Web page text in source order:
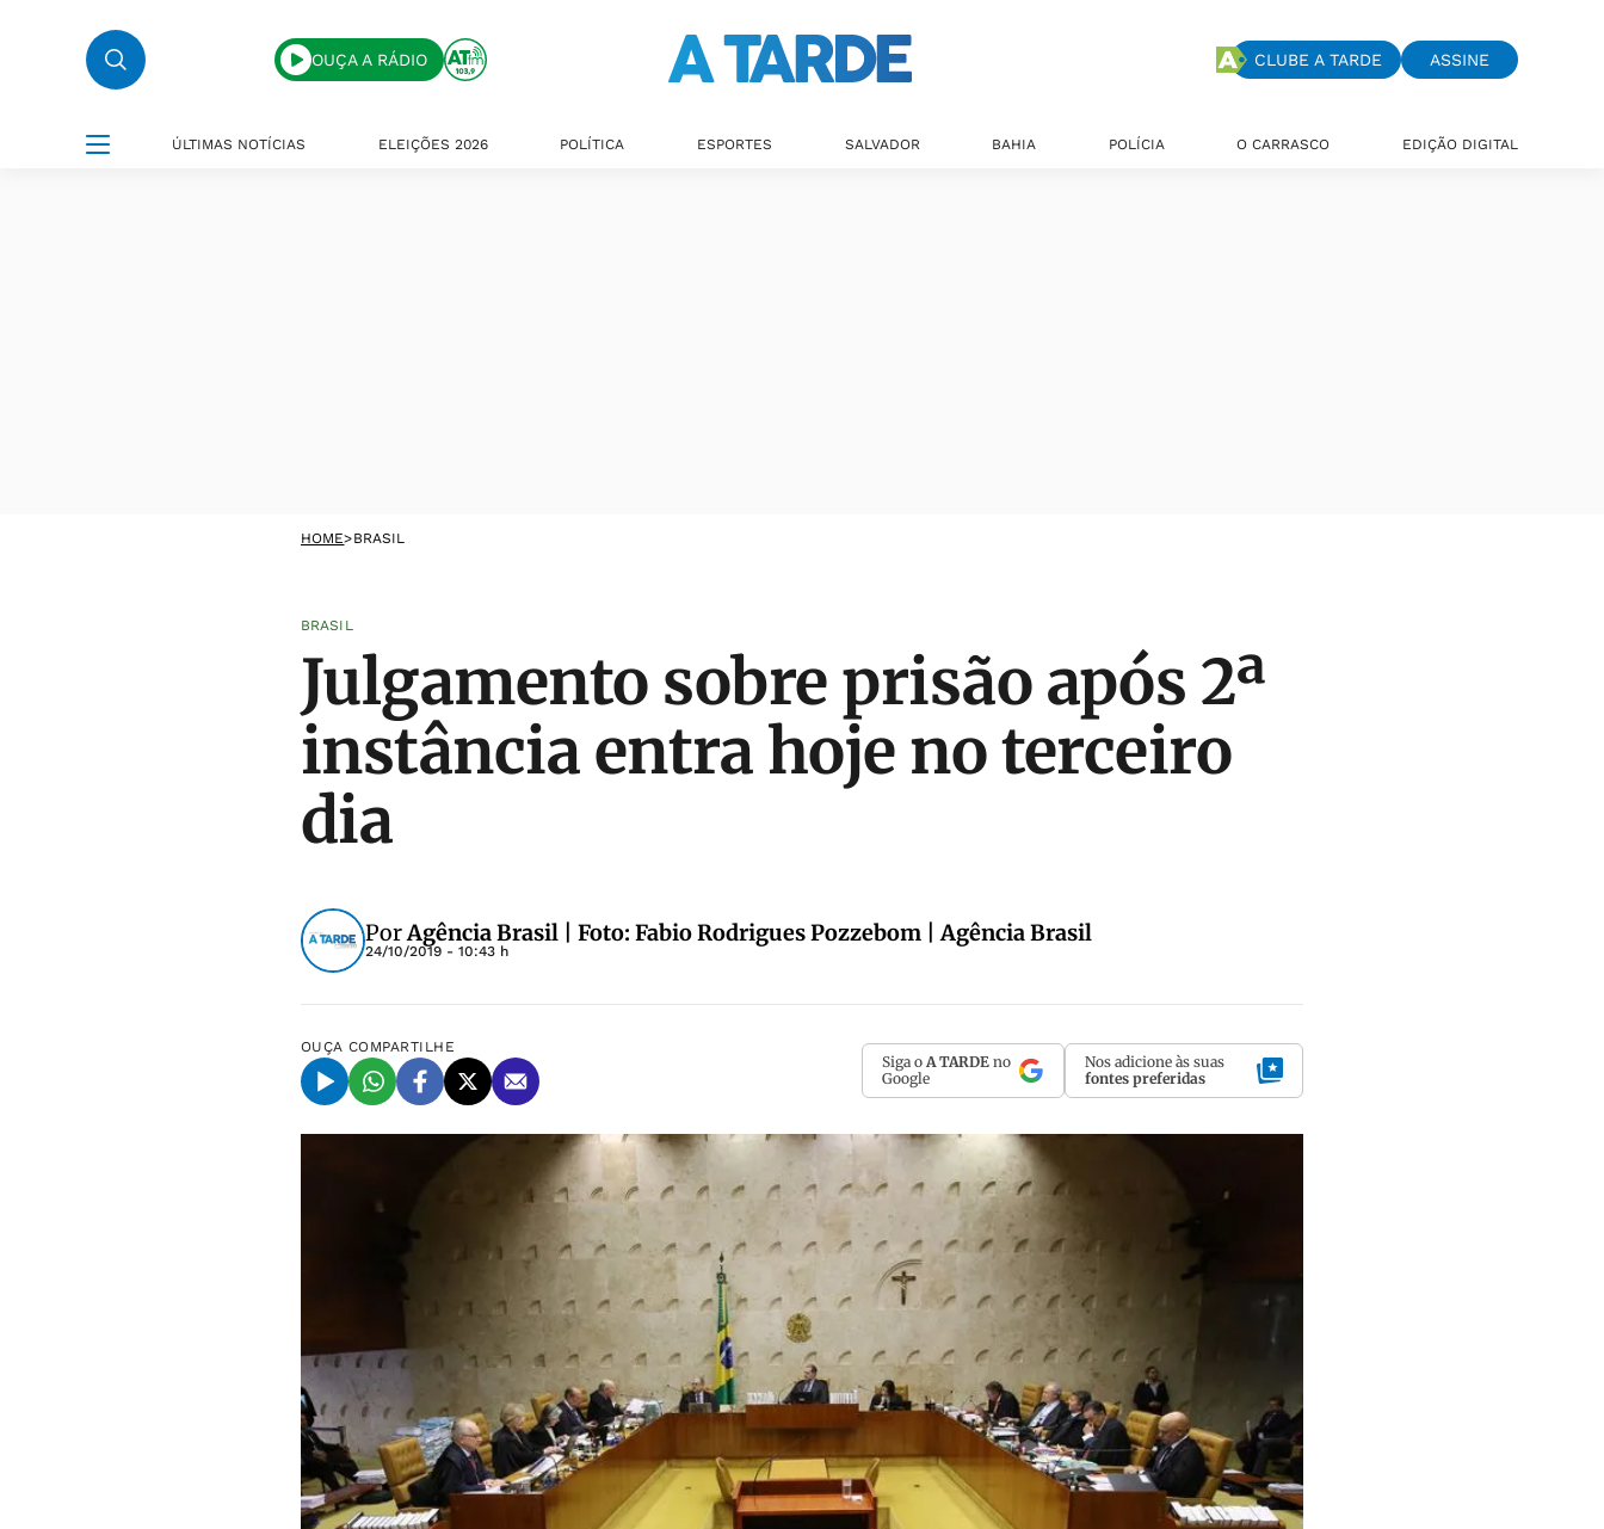
OUÇA A RÁDIO CLUBE A TARDE ASSINE
ÚLTIMAS NOTÍCIAS ELEIÇÕES 2026 POLÍTICA ESPORTES SALVADOR BAHIA POLÍCIA O CARRASCO EDIÇÃO DIGITAL
HOME>BRASIL
BRASIL
Julgamento sobre prisão após 2ª
instância entra hoje no terceiro
dia
PorAgência Brasil | Foto: Fabio Rodrigues Pozzebom | Agência Brasil
24/10/2019 - 10:43 h
OUÇA COMPARTILHE
Siga o A TARDE no
Google
Nos adicione às suas
fontes preferidas